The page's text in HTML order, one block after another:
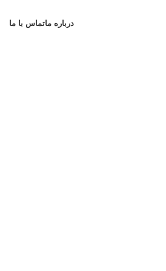
درباره ماتماس با ما